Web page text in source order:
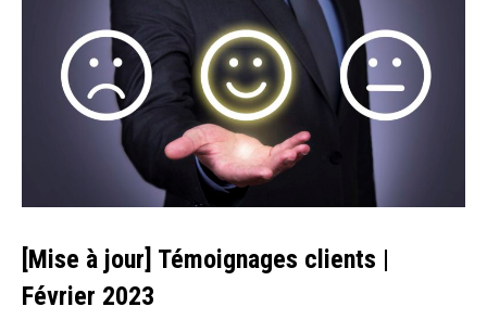
[Mise à jour] Témoignages clients |
Février 2023